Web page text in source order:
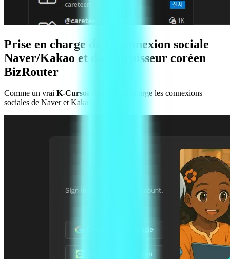
Prise en charge de la connexion sociale
Naver/Kakao et du fournisseur coréen
BizRouter
Comme un vrai K-Cursor
, il prend en charge les connexions
sociales de Naver et Kakao.